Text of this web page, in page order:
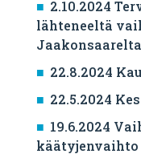
2.10.2024
lähteneeltä
Jaakonsaarelta
22.8.2024
22.5.2024
19.6.2024
käätyjenvaihto